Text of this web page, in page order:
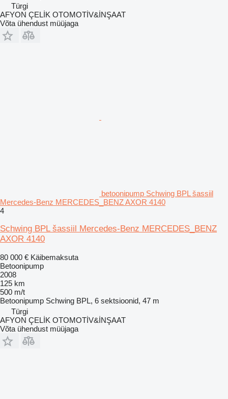
Türgi
AFYON ÇELİK OTOMOTİV&İNŞAAT
Võta ühendust müüjaga
betoonipump Schwing BPL šassiil
Mercedes-Benz MERCEDES_BENZ AXOR 4140
4
Schwing BPL šassiil Mercedes-Benz MERCEDES_BENZ
AXOR 4140
80 000 € Käibemaksuta
Betoonipump
2008
125 km
500 m/t
Betoonipump Schwing BPL, 6 sektsioonid, 47 m
Türgi
AFYON ÇELİK OTOMOTİV&İNŞAAT
Võta ühendust müüjaga